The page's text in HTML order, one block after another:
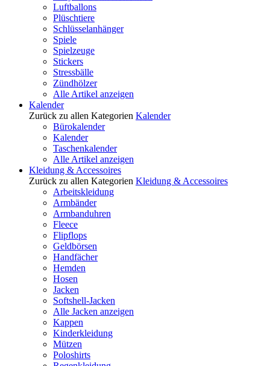
Luftballons
Plüschtiere
Schlüsselanhänger
Spiele
Spielzeuge
Stickers
Stressbälle
Zündhölzer
Alle Artikel anzeigen
Kalender
Zurück zu allen Kategorien Kalender
Bürokalender
Kalender
Taschenkalender
Alle Artikel anzeigen
Kleidung & Accessoires
Zurück zu allen Kategorien Kleidung & Accessoires
Arbeitskleidung
Armbänder
Armbanduhren
Fleece
Flipflops
Geldbörsen
Handfächer
Hemden
Hosen
Jacken
Softshell-Jacken
Alle Jacken anzeigen
Kappen
Kinderkleidung
Mützen
Poloshirts